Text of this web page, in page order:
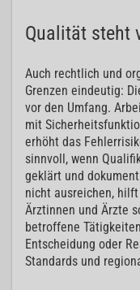
Qualität steht
Auch rechtlich und
Grenzen eindeutig:
vor den Umfang.
mit
erhöht das
sinnvoll, wenn
geklärt und
nicht ausreichen,
Ärztinnen und Ärzte
betroffene
Entscheidung oder
Standards und